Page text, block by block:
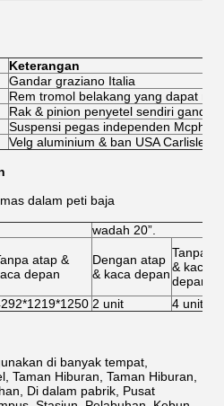
Keterangan
Gandar graziano Italia
Rem tromol belakang yang dapat
Rak & pinion penyetel sendiri ganda
Suspensi pegas independen
Velg aluminium & ban USA Carlisle
dalam peti baja
wadah 20”.
atap &
depan
Dengan atap
& kaca depan
Tanpa
& kaca
depan
2 unit 4 unit
di banyak tempat,
Taman Hiburan, Taman Hiburan,
Di dalam pabrik, Pusat